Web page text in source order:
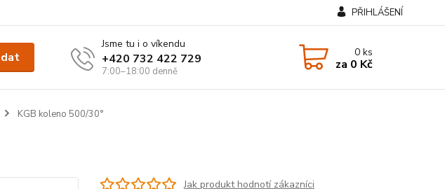
PŘIHLÁŠENÍ
Jsme tu i o víkendu
+420 732 422 729
7:00–18:00 denně
0ks
za 0 Kč
KGB koleno 500/30°
Jak produkt hodnotí zákazníci